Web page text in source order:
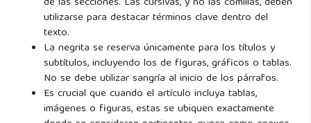
utilizarse para destacar términos clave dentro del
texto.
La negrita se reserva únicamente para los títulos y
subtítulos, incluyendo los de figuras, gráficos o tablas.
No se debe utilizar sangría al inicio de los párrafos.
Es crucial que cuando el artículo incluya tablas,
imágenes o figuras, estas se ubiquen exactamente